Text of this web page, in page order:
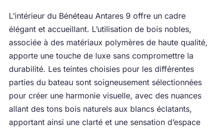
L’intérieur du Bénéteau Antares 9 offre un cadre
élégant et accueillant. L’utilisation de bois nobles,
associée à des matériaux polymères de haute qualité,
apporte une touche de luxe sans compromettre la
durabilité. Les teintes choisies pour les différentes
parties du bateau sont soigneusement sélectionnées
pour créer une harmonie visuelle, avec des nuances
allant des tons bois naturels aux blancs éclatants,
apportant ainsi une clarté et une sensation d’espace